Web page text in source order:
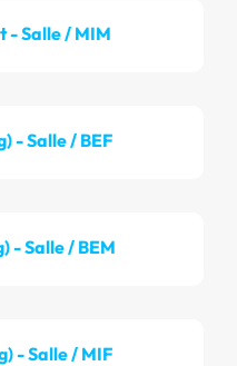
- Salle / MIM
- Salle / BEF
- Salle / BEM
- Salle / MIF